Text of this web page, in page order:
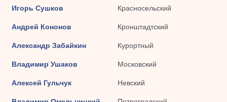
Игорь Сушков Красносельский
Андрей Кононов Кронштадтский
Александр Забайкин Курортный
Владимир Ушаков Московский
Алексей Гульчук Невский